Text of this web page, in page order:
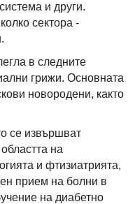
и други.
сектора -
в следните
грижи. Основната
новородени, както
се извършват
на
и фтизиатрията,
прием на болни в
на диабетно